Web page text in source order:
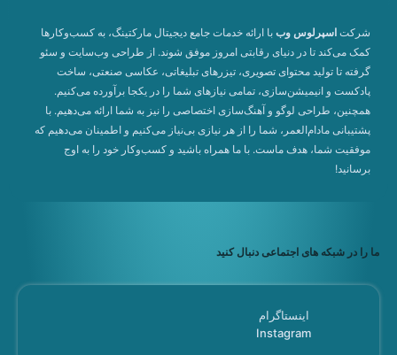
شرکت اسپرلوس وب با ارائه خدمات جامع دیجیتال مارکتینگ، به کسب‌وکارها
کمک می‌کند تا در دنیای رقابتی امروز موفق شوند. از طراحی وب‌سایت و سئو
گرفته تا تولید محتوای تصویری، تیزرهای تبلیغاتی، عکاسی صنعتی، ساخت
پادکست و انیمیشن‌سازی، تمامی نیازهای شما را در یکجا برآورده می‌کنیم.
همچنین، طراحی لوگو و آهنگ‌سازی اختصاصی را نیز به شما ارائه می‌دهیم. با
پشتیبانی مادام‌العمر، شما را از هر نیازی بی‌نیاز می‌کنیم و اطمینان می‌دهیم که
موفقیت شما، هدف ماست. با ما همراه باشید و کسب‌وکار خود را به اوج
برسانید!
ما را در شبکه های اجتماعی دنبال کنید
اینستاگرام
Instagram